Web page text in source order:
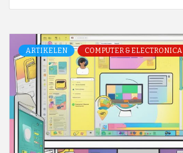
ARTIKELEN COMPUTER & ELECTRONICA